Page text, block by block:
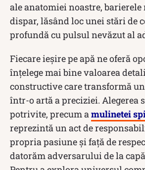
ale anatomiei noastre, barierele
dispar, lăsând loc unei stări de
profundă cu pulsul nevăzut al
Fiecare ieșire pe apă ne oferă
înțelege mai bine valoarea
constructive care transformă
într-o artă a preciziei. Alegerea
potrivite, precum a mulinetei
reprezintă un act de
propria pasiune și față de
datorăm adversarului de la